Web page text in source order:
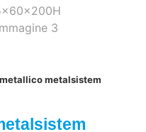
metalsistem